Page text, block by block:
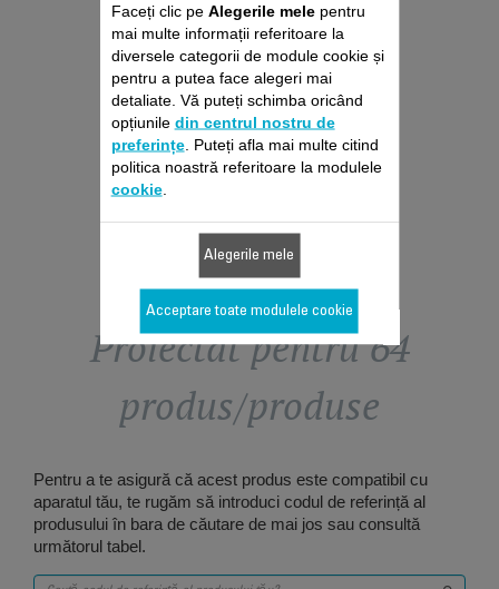
FĂRĂ SAC ROWENTA
Fără deviz, fără surprize
Prelungire cu 6 luni a garanției!
229,00 RON
Adaugă în coş
Proiectat pentru 64
produs/produse
Pentru a te asigură că acest produs este compatibil cu
aparatul tău, te rugăm să introduci codul de referință al
produsului în bara de căutare de mai jos sau consultă
următorul tabel.
Faceți clic pe Alegerile melepentru
mai multe informații referitoare la
diversele categorii de module cookie și
pentru a putea face alegeri mai
detaliate. Vă puteți schimba oricând
opțiunile din centrul nostru de
preferințe. Puteți afla mai multe citind
politica noastră referitoare la modulele
cookie.
Alegerile mele
Acceptare toate modulele cookie